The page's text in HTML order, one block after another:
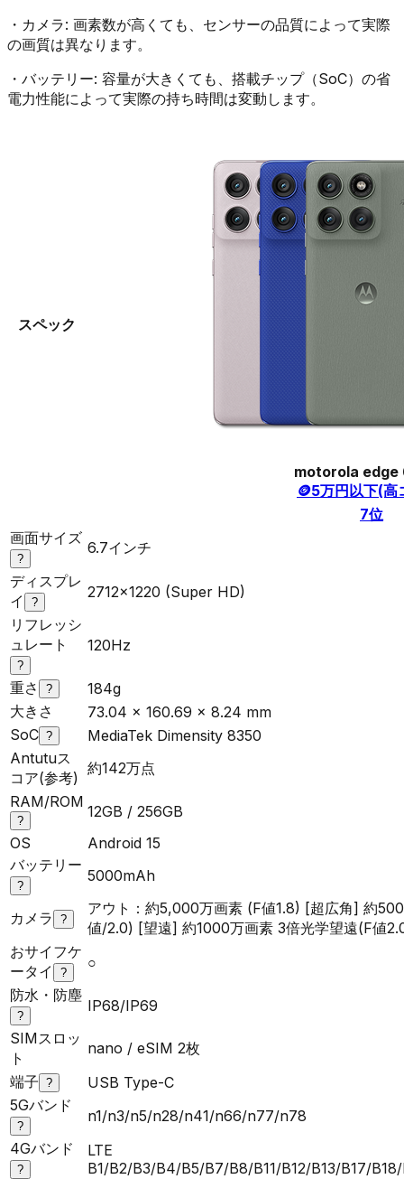
・ カメラ: 画素数が高くても、センサーの品質によって実際
の画質は異なります。
・ バッテリー: 容量が大きくても、搭載チップ（SoC）の省
電力性能によって実際の持ち時間は変動します。
スペック
motorola edge
🪙5万円以下(高
7位
画面サイズ
?
6.7インチ
ディスプレ
イ
?
2712x1220 (Super HD)
リフレッシ
ュレート
?
120Hz
重さ ?
184g
大きさ
73.04 x 160.69 x 8.24 mm
SoC ?
MediaTek Dimensity 8350
Antutuス
コア(参考)
約142万点
RAM/ROM
?
12GB / 256GB
OS
Android 15
バッテリー
?
5000mAh
カメラ ?
アウト：約5,000万画素 (F値1.8) [超広角] 約
値/2.0) [望遠] 約1000万画素 3倍光学望遠(F値
おサイフケ
ータイ
?
○
防水・防塵
?
IP68/IP69
SIMスロッ
ト
nano / eSIM 2枚
端子 ?
USB Type-C
5Gバンド
?
n1/n3/n5/n28/n41/n66/n77/n78
4Gバンド
?
LTE
B1/B2/B3/B4/B5/B7/B8/B11/B12/B13/B17/